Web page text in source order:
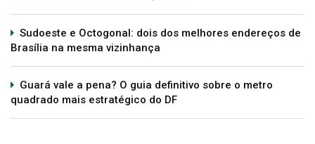
Sudoeste e Octogonal: dois dos melhores endereços de
Brasília na mesma vizinhança
Guará vale a pena? O guia definitivo sobre o metro
quadrado mais estratégico do DF